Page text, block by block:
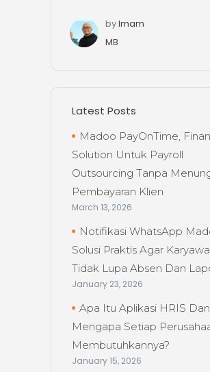
byImam
MB
Latest Posts
Madoo PayOnTime,
Solution Untuk Payroll
Outsourcing Tanpa
Pembayaran Klien
March 13, 2026
Notifikasi WhatsApp
Solusi Praktis Agar
Tidak Lupa Absen Dan
January 23, 2026
Apa Itu Aplikasi HRIS Dan
Mengapa Setiap
Membutuhkannya?
January 15, 2026